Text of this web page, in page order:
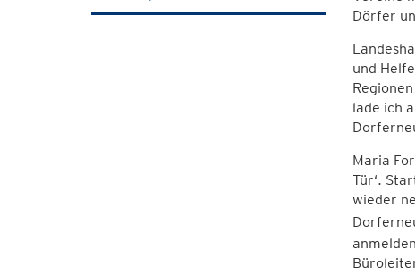
Dörfer
und
lade ich
Maria
Tür‘.
wieder